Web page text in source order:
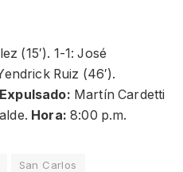
(15′). 1-1: José
Ruiz (46′).
Expulsado: Martín Cardetti
Hora: 8:00 p.m.
San Carlos